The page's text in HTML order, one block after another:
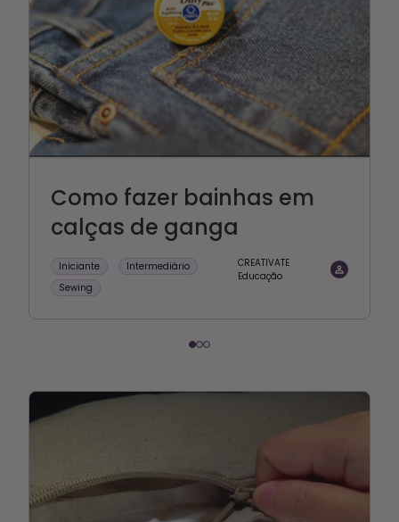
Como fazer bainhas em
calças de ganga
Iniciante
Intermediário
Sewing
CREATIVATE
Educação